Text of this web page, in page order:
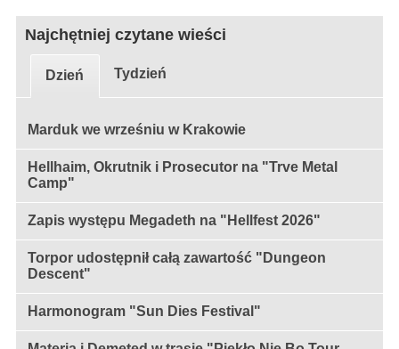
Najchętniej czytane wieści
Dzień Tydzień
Marduk we wrześniu w Krakowie
Hellhaim, Okrutnik i Prosecutor na "Trve Metal
Camp"
Zapis występu Megadeth na "Hellfest 2026"
Torpor udostępnił całą zawartość "Dungeon
Descent"
Harmonogram "Sun Dies Festival"